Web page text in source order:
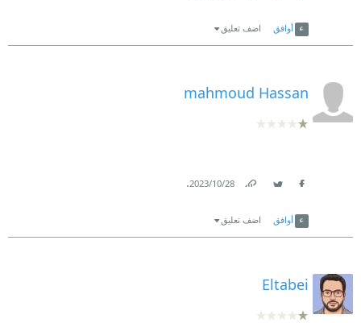
أوافق اضف تعليق
mahmoud Hassan
28‏/10‏/2023
.
أوافق اضف تعليق
Eltabei